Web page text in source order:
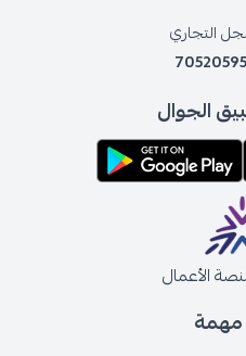
مهمة
التجاري
الجوال
الأعمال